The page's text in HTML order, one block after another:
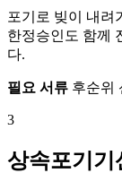
포기로 빚이 내려
한정승인도 함께
다.
필요 서류 후순위
3
상속포기기